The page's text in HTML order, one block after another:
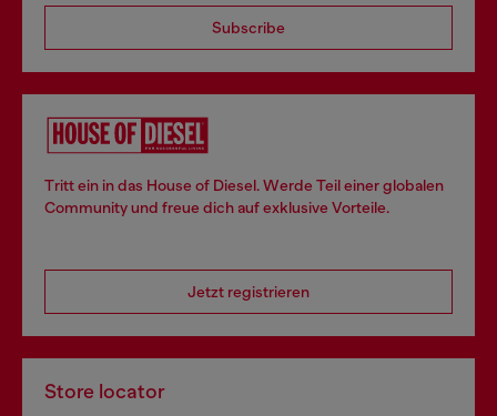
Subscribe
Tritt ein in das House of Diesel. Werde Teil einer globalen
Community und freue dich auf exklusive Vorteile.
Jetzt registrieren
Store locator